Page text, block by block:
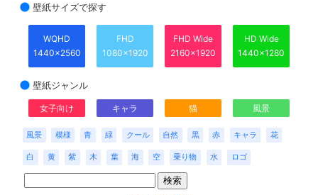
壁紙サイズで探す
WQHD
1440x2560
FHD
1080x1920
FHD Wide
2160x1920
HD Wide
1440x1280
壁紙ジャンル
女子向け キャラ 猫 風景
風景 模様 青 緑 クール 自然 黒 赤 キャラ 花
白 黄 紫 木 葉 海 空 乗り物 水 ロゴ